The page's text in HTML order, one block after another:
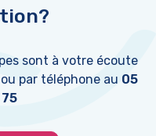
sont à votre écoute
ou par téléphone au 05